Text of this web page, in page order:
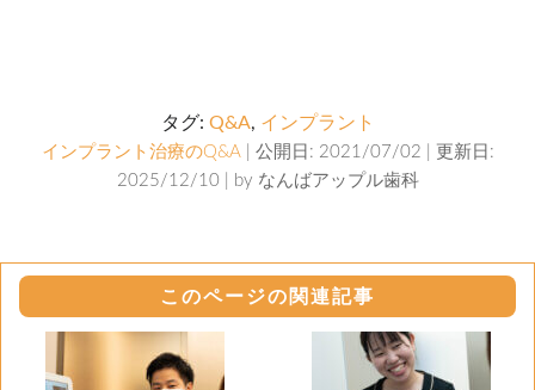
タグ: Q&A, インプラント
インプラント治療のQ&A| 公開日: 2021/07/02 | 更新日:
2025/12/10 | by なんばアップル歯科
このページの関連記事